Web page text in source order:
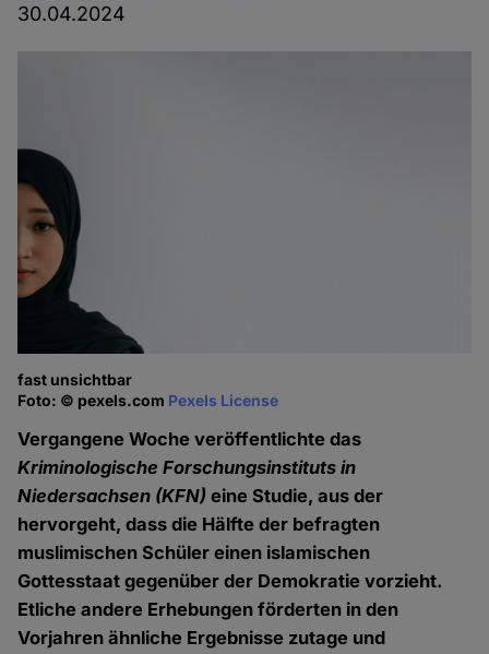
30.04.2024
fast unsichtbar
Foto: © pexels.com Pexels License
Vergangene Woche veröffentlichte das
Kriminologische Forschungsinstituts in
Niedersachsen (KFN) eine Studie, aus der
hervorgeht, dass die Hälfte der befragten
muslimischen Schüler einen islamischen
Gottesstaat gegenüber der Demokratie vorzieht.
Etliche andere Erhebungen förderten in den
Vorjahren ähnliche Ergebnisse zutage und